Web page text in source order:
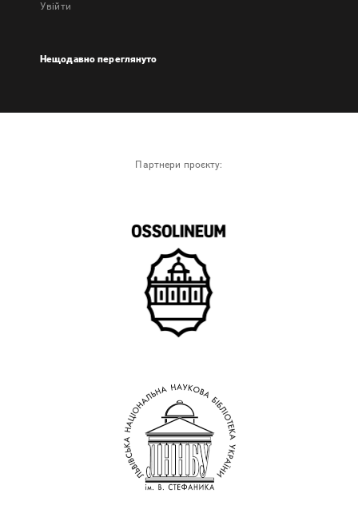
Увійти
Нещодавно переглянуто
Партнери проєкту: